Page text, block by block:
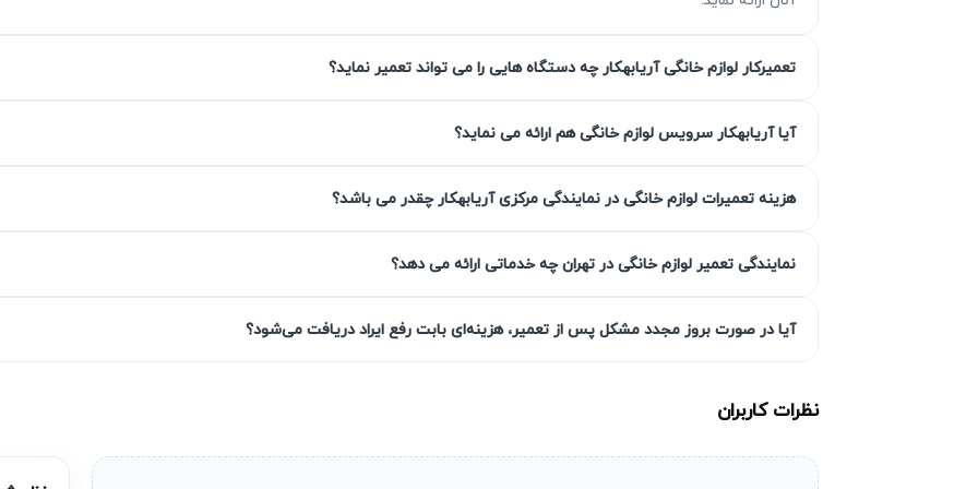
۴۵۰ روز است تا خیال شما آسوده باشد. تکنسین‌های حرفه‌ای ما همواره با استفاده از روش‌های نوین، تعمیراتی
گارانتی کتبی خدمات
تمامی خدمات تعمیر پکیج در
خدماتش می‌باشد.
تعمیرکار لوازم خانگی آریابهکار چه دستگاه هایی را می تواند تعمیر نماید؟
آیا آریابهکار سرویس لوازم خانگی هم ارائه می نماید؟
هزینه تعمیرات لوازم خانگی در نمایندگی مرکزی آریابهکار چقدر می باشد؟
نمایندگی تعمیر لوازم خانگی در تهران چه خدماتی ارائه می دهد؟
آیا در صورت بروز مجدد مشکل پس از تعمیر، هزینه‌ای بابت رفع ایراد دریافت می‌شود؟
نظرات کاربران